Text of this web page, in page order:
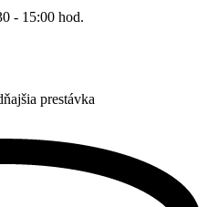
- 15:00 hod.
prestávka